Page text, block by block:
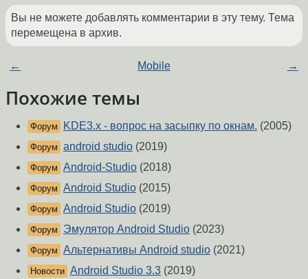
Вы не можете добавлять комментарии в эту тему. Тема
перемещена в архив.
← Mobile →
Похожие темы
Форум KDE3.x - вопрос на засыпку по окнам. (2005)
Форум android studio (2019)
Форум Android-Studio (2018)
Форум Android Studio (2015)
Форум Android Studio (2019)
Форум Эмулятор Android Studio (2023)
Форум Альтернативы Android studio (2021)
Новости Android Studio 3.3 (2019)